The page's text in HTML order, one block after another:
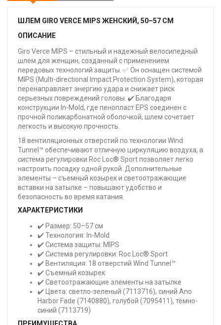
ШЛЕМ GIRO VERCE MIPS ЖЕНСКИЙ, 50–57 СМ
ОПИСАНИЕ
Giro Verce MIPS – стильный и надежный велосипедный
шлем для женщин, созданный с применением
передовых технологий защиты. ✅ Он оснащен системой
MIPS (Multi-directional Impact Protection System), которая
перенаправляет энергию удара и снижает риск
серьезных повреждений головы. ✔️ Благодаря
конструкции In-Mold, где пенопласт EPS соединен с
прочной поликарбонатной оболочкой, шлем сочетает
легкость и высокую прочность.
18 вентиляционных отверстий по технологии Wind
Tunnel™ обеспечивают отличную циркуляцию воздуха, а
система регулировки Roc Loc® Sport позволяет легко
настроить посадку одной рукой. Дополнительные
элементы – съемный козырек и светоотражающие
вставки на затылке – повышают удобство и
безопасность во время катания.
ХАРАКТЕРИСТИКИ
✔️ Размер: 50–57 см
✔️ Технология: In-Mold
✔️ Система защиты: MIPS
✔️ Система регулировки: Roc Loc® Sport
✔️ Вентиляция: 18 отверстий Wind Tunnel™
✔️ Съемный козырек
✔️ Светоотражающие элементы на затылке
✔️ Цвета: светло-зеленый (7113716), синий Ano
Harbor Fade (7140880), голубой (7095411), тёмно-
синий (7113719)
ПРЕИМУЩЕСТВА